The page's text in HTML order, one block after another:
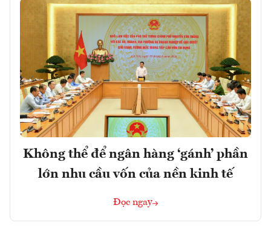
Không thể để ngân hàng ‘gánh’ phần
lớn nhu cầu vốn của nền kinh tế
Đọc ngay